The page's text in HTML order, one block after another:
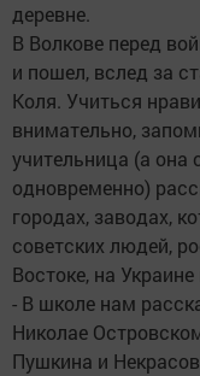
деревне.
В Волкове перед
и пошел, вслед за
Коля. Учиться
внимательно,
учительница (а она
одновременно)
городах, заводах,
советских людей,
Востоке, на
- В школе нам
Николае
Пушкина и